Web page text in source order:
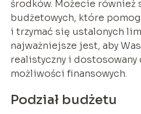
środków. Możecie również
budżetowych, które
i trzymać się ustalonych
najważniejsze jest, aby
realistyczny i dostosowany
możliwości finansowych.
Podział budżetu